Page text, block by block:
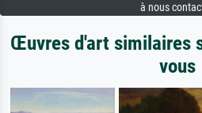
à nous
Œuvres d'art similaires
vous